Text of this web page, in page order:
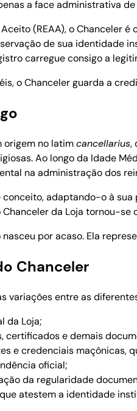
a face administrativa
(REAA), o Chanceler
de sua identidade
carregue consigo a
o Chanceler guarda a
origem no latimcancellarius,
Ao longo da Idade
na administração dos
adaptando-o à
da Loja tornou-
nasceu por acaso. Ela
Chanceler
variações entre as
da Loja;
certificados e demais
e credenciais maçônicas,
oficial;
da regularidade
atestem a identidade